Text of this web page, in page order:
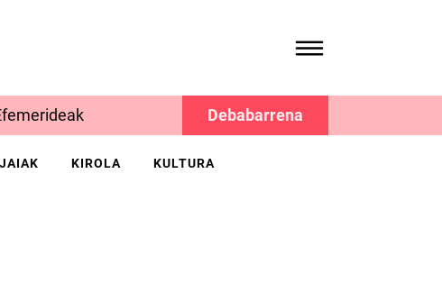
Debabarrena
JAIAK KIROLA KULTURA